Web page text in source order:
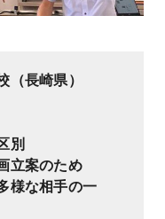
（長崎県）
別
立案のため
様な相手の一